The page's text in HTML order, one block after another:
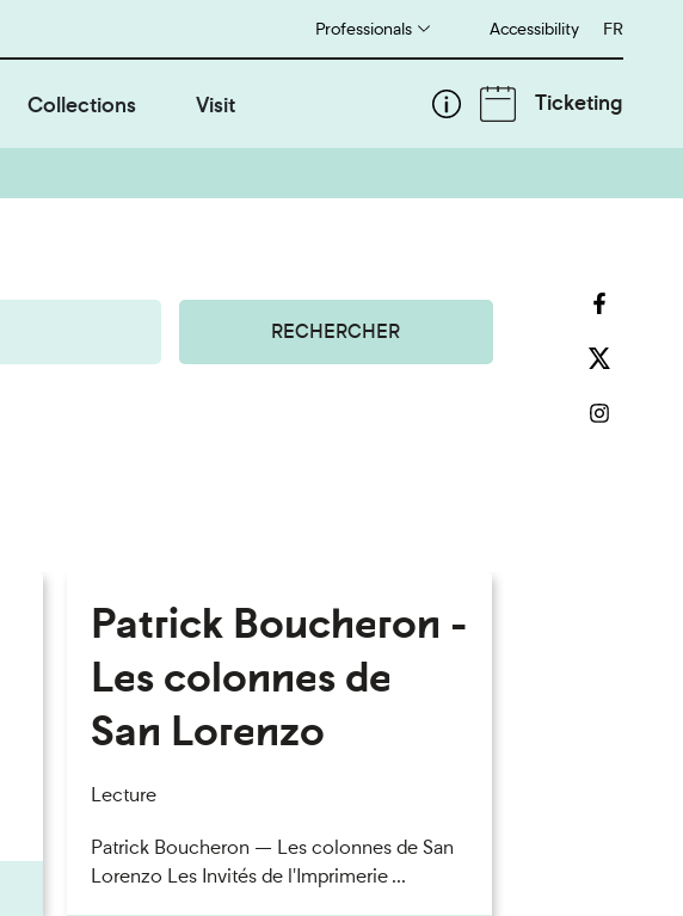
Professionals Accessibility Français
FR
Collections Visit Ticketing
RECHERCHER
Patrick Boucheron -
Les colonnes de
San Lorenzo
Lecture
Patrick Boucheron — Les colonnes de San
Lorenzo Les Invités de l'Imprimerie ...